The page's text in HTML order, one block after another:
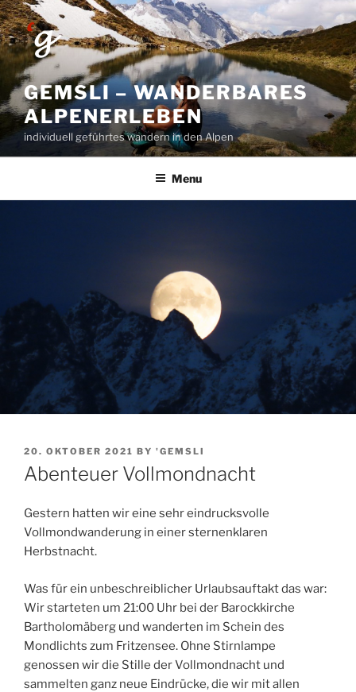
Skip
to
content
GEMSLI – WANDERBARES
ALPENERLEBEN
individuell geführtes wandern in den Alpen
Menu
POSTED
ON
20. OKTOBER 2021 BY 'GEMSLI
Abenteuer Vollmondnacht
Gestern hatten wir eine sehr eindrucksvolle
Vollmondwanderung in einer sternenklaren
Herbstnacht.
Was für ein unbeschreiblicher Urlaubsauftakt das war:
Wir starteten um 21:00 Uhr bei der Barockkirche
Bartholomäberg und wanderten im Schein des
Mondlichts zum Fritzensee. Ohne Stirnlampe
genossen wir die Stille der Vollmondnacht und
sammelten ganz neue Eindrücke, die wir mit allen